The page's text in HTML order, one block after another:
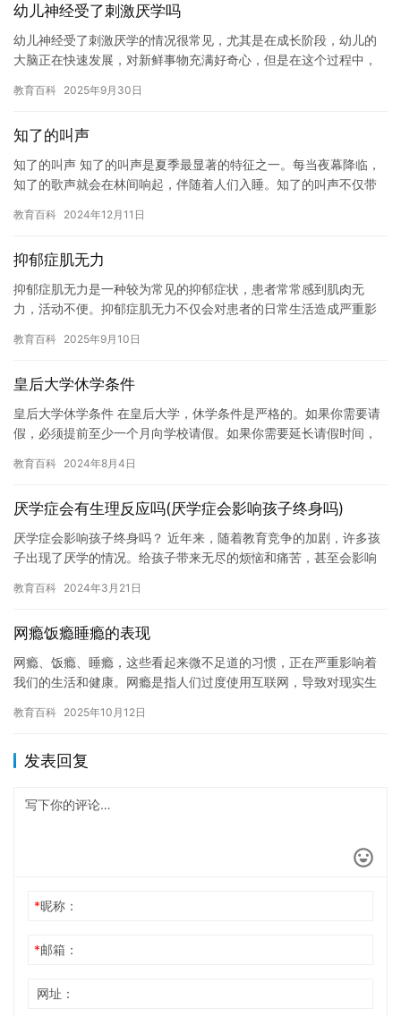
幼儿神经受了刺激厌学吗
幼儿神经受了刺激厌学的情况很常见，尤其是在成长阶段，幼儿的
大脑正在快速发展，对新鲜事物充满好奇心，但是在这个过程中，
例如…
教育百科 2025年9月30日
知了的叫声
知了的叫声 知了的叫声是夏季最显著的特征之一。每当夜幕降临，
知了的歌声就会在林间响起，伴随着人们入睡。知了的叫声不仅带
音…
教育百科 2024年12月11日
抑郁症肌无力
抑郁症肌无力是一种较为常见的抑郁症状，患者常常感到肌肉无
力，活动不便。抑郁症肌无力不仅会对患者的日常生活造成严重影
郁症肌无…
教育百科 2025年9月10日
皇后大学休学条件
皇后大学休学条件 在皇后大学，休学条件是严格的。如果你需要请
假，必须提前至少一个月向学校请假。如果你需要延长请假时间，
定，包…
教育百科 2024年8月4日
厌学症会有生理反应吗(厌学症会影响孩子终身吗)
厌学症会影响孩子终身吗？ 近年来，随着教育竞争的加剧，许多孩
子出现了厌学的情况。给孩子带来无尽的烦恼和痛苦，甚至会影响
先，…
教育百科 2024年3月21日
网瘾饭瘾睡瘾的表现
网瘾、饭瘾、睡瘾，这些看起来微不足道的习惯，正在严重影响着
我们的生活和健康。网瘾是指人们过度使用互联网，导致对现实生
负面影…
教育百科 2025年10月12日
发表回复
*昵称：
*邮箱：
网址：